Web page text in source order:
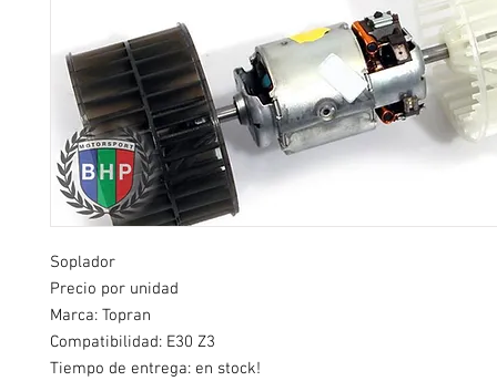
Soplador
Precio por unidad
Marca: Topran
Compatibilidad: E30 Z3
Tiempo de entrega: en stock!